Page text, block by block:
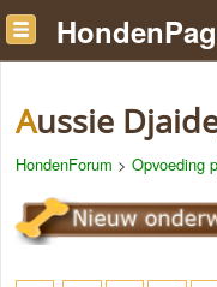
Aussie
HondenForum > Opvoeding